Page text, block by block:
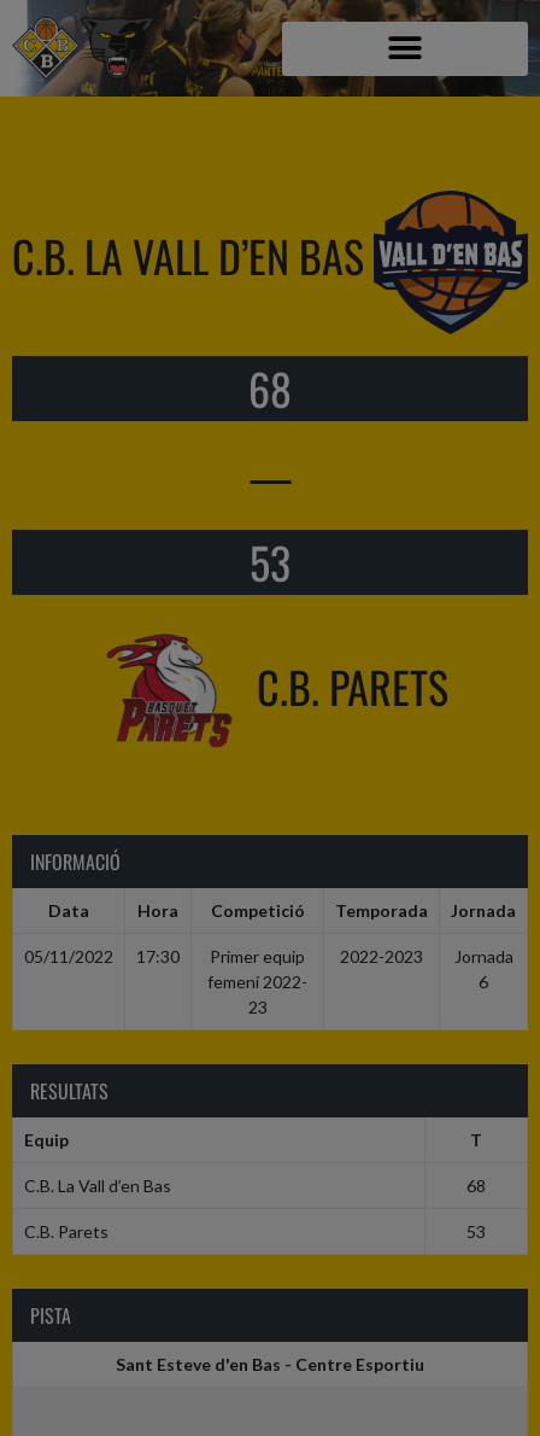
C.B. LA VALL D’EN BAS
68
—
53
C.B. PARETS
INFORMACIÓ
Data Hora Competició Temporada Jornada
05/11/2022 17:30
Primer equip
femení 2022-
23
2022-2023
Jornada
6
RESULTATS
Equip T
C.B. La Vall d’en Bas 68
C.B. Parets 53
PISTA
Sant Esteve d'en Bas - Centre Esportiu